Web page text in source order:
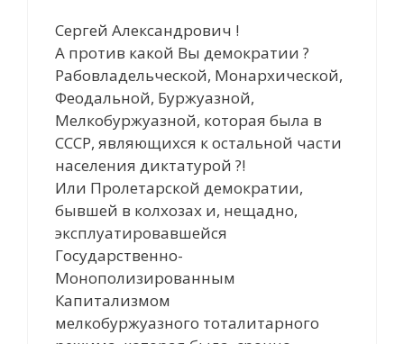
Сергей Александрович !
А против какой Вы демократии ?
Рабовладельческой, Монархической,
Феодальной, Буржуазной,
Мелкобуржуазной, которая была в
СССР, являющихся к остальной части
населения диктатурой ?!
Или Пролетарской демократии,
бывшей в колхозах и, нещадно,
эксплуатировавшейся
Государственно-
Монополизированным
Капитализмом
мелкобуржуазного тоталитарного